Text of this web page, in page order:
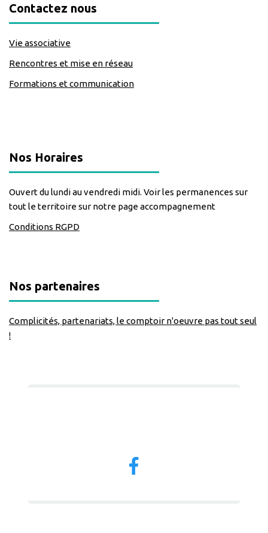
Contactez nous
Vie associative
Rencontres et mise en réseau
Formations et communication
Nos Horaires
Ouvert du lundi au vendredi midi. Voir les permanences sur
tout le territoire sur notre page accompagnement
Conditions RGPD
Nos partenaires
Complicités, partenariats, le comptoir n'oeuvre pas tout seul
!